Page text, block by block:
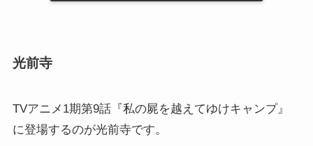
光前寺
TVアニメ1期第9話『私の屍を越えてゆけキャンプ』
に登場するのが光前寺です。